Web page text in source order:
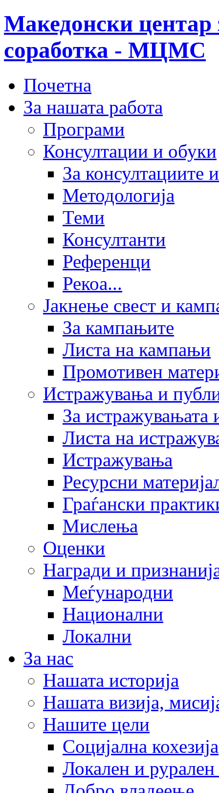
Македонски центар
соработка - МЦМС
Почетна
За нашата работа
Програми
Консултации и обуки
За консултациите
Методологија
Теми
Консултанти
Референци
Рекоа...
Јакнење свест и
За кампањите
Листа на кампањи
Промотивен
Истражувања и
За истражувањата
Листа на
Истражувања
Ресурсни
Граѓански
Мислења
Оценки
Награди и
Меѓународни
Национални
Локални
За нас
Нашата историја
Нашата визија,
Нашите цели
Социјална кохезија
Локален и рурален